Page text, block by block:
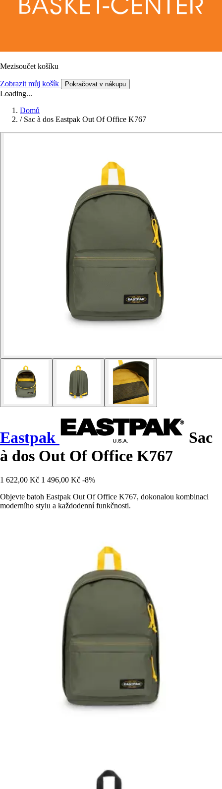
Mezisoučet košíku
Zobrazit můj košík Pokračovat v nákupu
Loading...
Domů
/ Sac à dos Eastpak Out Of Office K767
Eastpak
Sac
à dos Out Of Office K767
1 622,00 Kč 1 496,00 Kč -8%
Objevte batoh Eastpak Out Of Office K767, dokonalou kombinaci
moderního stylu a každodenní funkčnosti.